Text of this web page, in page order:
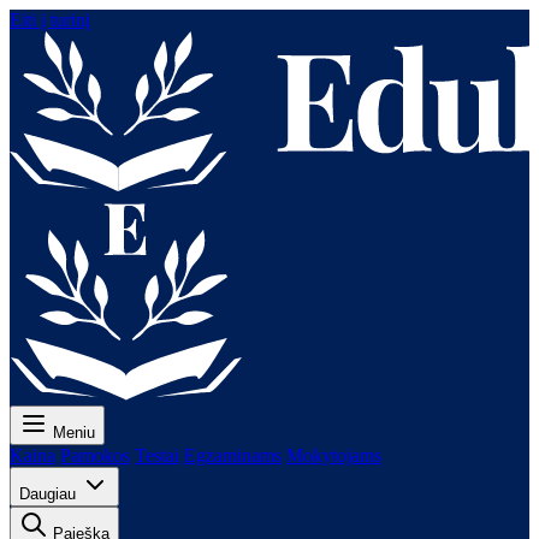
Eiti į turinį
Meniu
Kaina Pamokos Testai Egzaminams Mokytojams
Daugiau
Paieška